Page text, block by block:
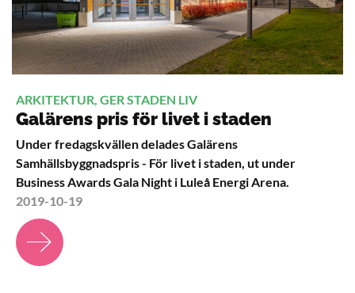
ARKITEKTUR, GER STADEN LIV
Galärens pris för livet i staden
Under fredagskvällen delades Galärens
Samhällsbyggnadspris - För livet i staden, ut under
Business Awards Gala Night i Luleå Energi Arena.
2019-10-19